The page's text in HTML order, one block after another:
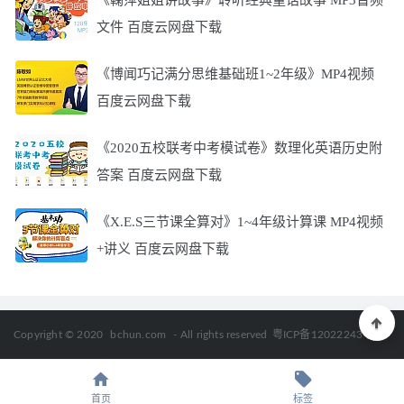
文件 百度云网盘下载
《博闻巧记满分思维基础班1~2年级》MP4视频
百度云网盘下载
《2020五校联考中考模试卷》数理化英语历史附
答案 百度云网盘下载
《X.E.S三节课全算对》1~4年级计算课 MP4视频
+讲义 百度云网盘下载
Copyright © 2020 bchun.com - All rights reserved 粤ICP备12022243号
首页 标签